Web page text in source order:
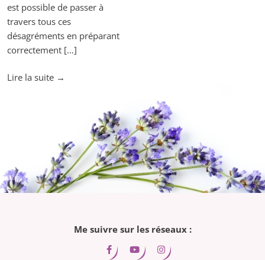
est possible de passer à
travers tous ces
désagréments en préparant
correctement […]
Lire la suite "7
défenses
immunitaires
!"
→
Me suivre sur les réseaux :